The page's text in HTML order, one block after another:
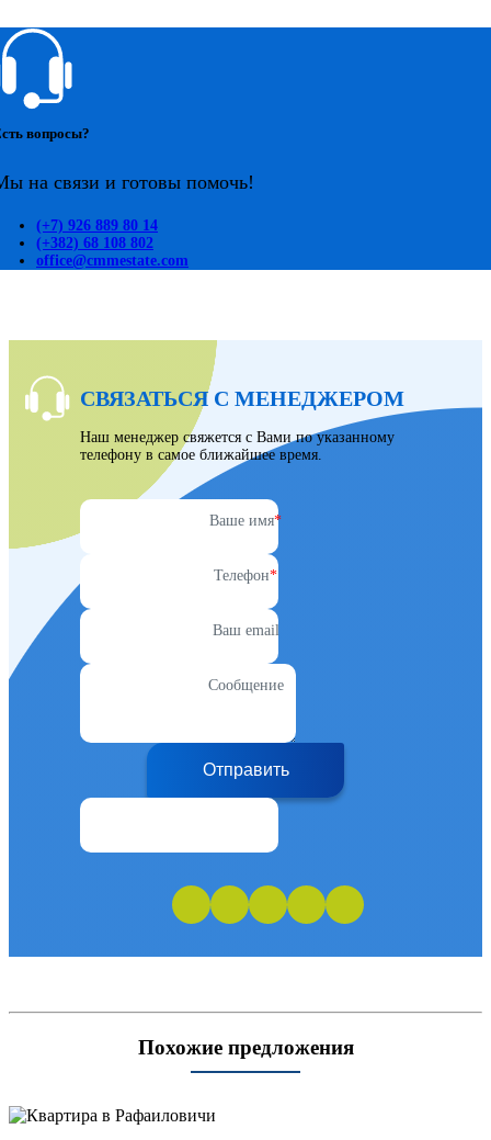
вопросы?
на связи и готовы помочь!
(+7) 926 889 80 14
(+382) 68 108 802
office@cmmestate.com
СВЯЗАТЬСЯ С МЕНЕДЖЕРОМ
Наш менеджер свяжется с Вами по указанному
телефону в самое ближайшее время.
Ваше имя*
Телефон*
Ваш email
Сообщение
Отправить
Похожие предложения